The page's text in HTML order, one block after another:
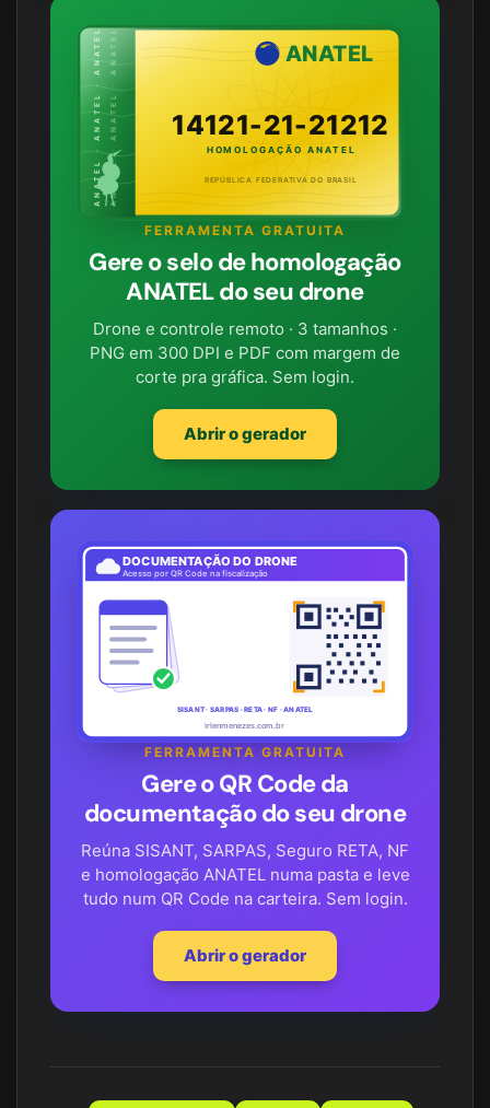
ANATEL · ANATEL · ANATELANATEL · ANATEL · ANATEL ANATEL
14121-21-21212
HOMOLOGAÇÃO ANATEL
REPÚBLICA FEDERATIVA DO BRASIL
FERRAMENTA GRATUITA
Gere o selo de homologação
ANATEL do seu drone
Drone e controle remoto · 3 tamanhos ·
PNG em 300 DPI e PDF com margem de
corte pra gráfica. Sem login.
Abrir o gerador
DOCUMENTAÇÃO DO DRONE
Acesso por QR Code na fiscalização
SISANT · SARPAS · RETA · NF · ANATEL
irlenmenezes.com.br
FERRAMENTA GRATUITA
Gere o QR Code da
documentação do seu drone
Reúna SISANT, SARPAS, Seguro RETA, NF
e homologação ANATEL numa pasta e leve
tudo num QR Code na carteira. Sem login.
Abrir o gerador